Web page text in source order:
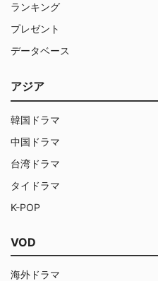
ランキング
プレゼント
データベース
アジア
韓国ドラマ
中国ドラマ
台湾ドラマ
タイドラマ
K-POP
VOD
海外ドラマ